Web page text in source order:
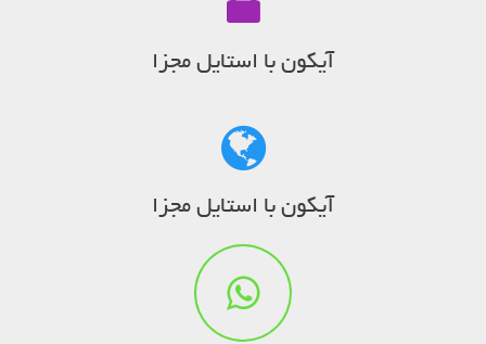
آیکون با استایل مجزا
آیکون با استایل مجزا